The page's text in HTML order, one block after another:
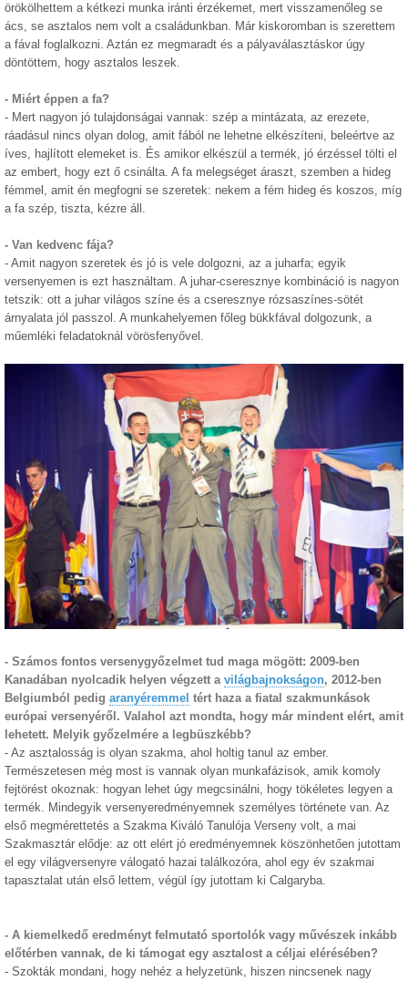
örökölhettem a kétkezi munka iránti érzékemet, mert visszamenőleg se
ács, se asztalos nem volt a családunkban. Már kiskoromban is szerettem
a fával foglalkozni. Aztán ez megmaradt és a pályaválasztáskor úgy
döntöttem, hogy asztalos leszek.
- Miért éppen a fa?
- Mert nagyon jó tulajdonságai vannak: szép a mintázata, az erezete,
ráadásul nincs olyan dolog, amit fából ne lehetne elkészíteni, beleértve az
íves, hajlított elemeket is. És amikor elkészül a termék, jó érzéssel tölti el
az embert, hogy ezt ő csinálta. A fa melegséget áraszt, szemben a hideg
fémmel, amit én megfogni se szeretek: nekem a fém hideg és koszos, míg
a fa szép, tiszta, kézre áll.
- Van kedvenc fája?
- Amit nagyon szeretek és jó is vele dolgozni, az a juharfa; egyik
versenyemen is ezt használtam. A juhar-cseresznye kombináció is nagyon
tetszik: ott a juhar világos színe és a cseresznye rózsaszínes-sötét
árnyalata jól passzol. A munkahelyemen főleg bükkfával dolgozunk, a
műemléki feladatoknál vörösfenyővel.
- Számos fontos versenygyőzelmet tud maga mögött: 2009-ben
Kanadában nyolcadik helyen végzett a világbajnokságon, 2012-ben
Belgiumból pedig aranyéremmel tért haza a fiatal szakmunkások
európai versenyéről. Valahol azt mondta, hogy már mindent elért, amit
lehetett. Melyik győzelmére a legbüszkébb?
- Az asztalosság is olyan szakma, ahol holtig tanul az ember.
Természetesen még most is vannak olyan munkafázisok, amik komoly
fejtörést okoznak: hogyan lehet úgy megcsinálni, hogy tökéletes legyen a
termék. Mindegyik versenyeredményemnek személyes története van. Az
első megmérettetés a Szakma Kiváló Tanulója Verseny volt, a mai
Szakmasztár elődje: az ott elért jó eredményemnek köszönhetően jutottam
el egy világversenyre válogató hazai találkozóra, ahol egy év szakmai
tapasztalat után első lettem, végül így jutottam ki Calgaryba.
- A kiemelkedő eredményt felmutató sportolók vagy művészek inkább
előtérben vannak, de ki támogat egy asztalost a céljai elérésében?
- Szokták mondani, hogy nehéz a helyzetünk, hiszen nincsenek nagy